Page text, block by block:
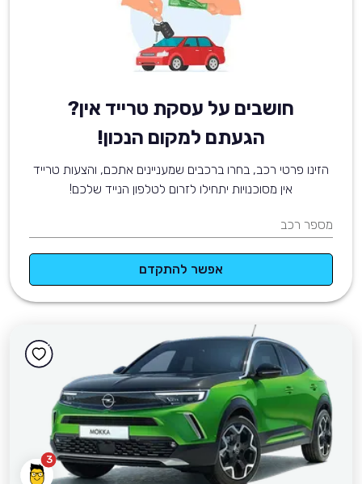
חושבים על עסקת טרייד אין?
הגעתם למקום הנכון!
הזינו פרטי רכב, בחרו ברכבים שמעניינים אתכם, והצעות טרייד
אין מסוכנויות יתחילו לזרום לטלפון הנייד שלכם!
מספר רכב
אפשר להתקדם
3